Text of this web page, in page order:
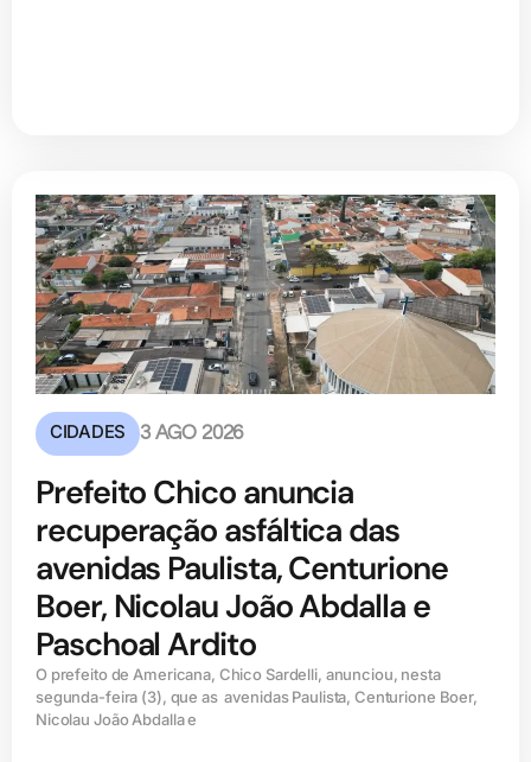
CIDADES 3 AGO 2026
Prefeito Chico anuncia
recuperação asfáltica das
avenidas Paulista, Centurione
Boer, Nicolau João Abdalla e
Paschoal Ardito
O prefeito de Americana, Chico Sardelli, anunciou, nesta
segunda-feira (3), que as avenidas Paulista, Centurione Boer,
Nicolau João Abdalla e